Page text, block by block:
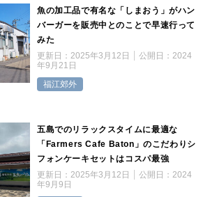
魚の加工品で有名な「しまおう」がハン
バーガーを販売中とのことで早速行って
みた
更新日： 2025年3月12日 公開日： 2024
年9月21日
福江郊外
五島でのリラックスタイムに最適な
「Farmers Cafe Baton」のこだわりシ
フォンケーキセットはコスパ最強
更新日： 2025年3月12日 公開日： 2024
年9月9日